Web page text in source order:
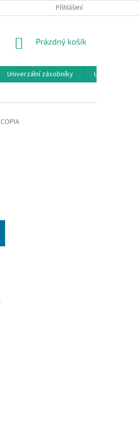
Přihlášení
NÁKUPNÍ
Prázdný košík
Univerzální zásobníky
Univerzální